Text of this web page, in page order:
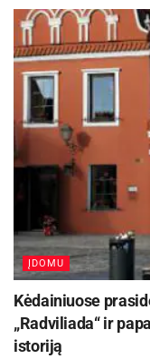
ĮDOMU
Kėdainiuose
„Radviliada“ ir
istoriją